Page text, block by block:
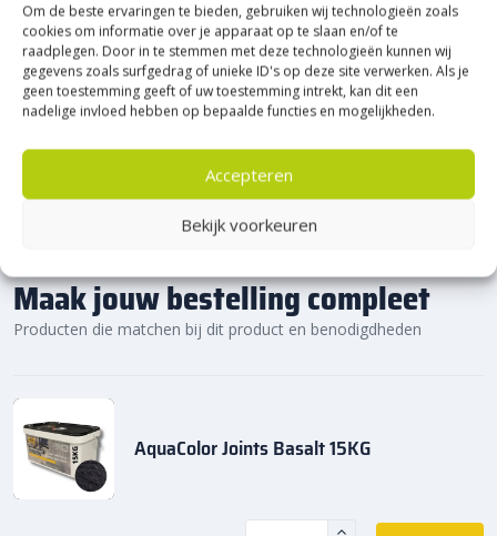
Om de beste ervaringen te bieden, gebruiken wij technologieën zoals
cookies om informatie over je apparaat op te slaan en/of te
raadplegen. Door in te stemmen met deze technologieën kunnen wij
gegevens zoals surfgedrag of unieke ID's op deze site verwerken. Als je
geen toestemming geeft of uw toestemming intrekt, kan dit een
nadelige invloed hebben op bepaalde functies en mogelijkheden.
Accepteren
Bekijk voorkeuren
★ 2.500m² Experience Centre XXL in Heerde!
Kom gezellig langs!
Maak jouw bestelling compleet
Producten die matchen bij dit product en benodigdheden
AquaColor Joints Basalt 15KG